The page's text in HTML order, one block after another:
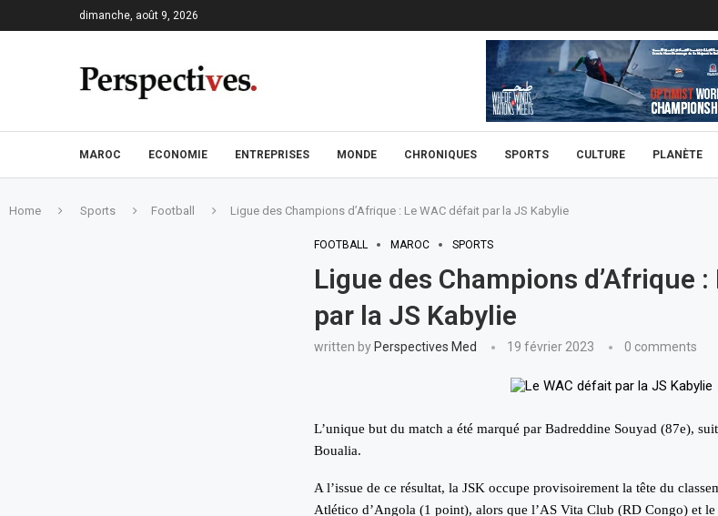
dimanche, août 9, 2026
MAROC ECONOMIE ENTREPRISES MONDE CHRONIQUES SPORTS CULTURE PLANÈTE
Home Sports Football Ligue des Champions d’Afrique : Le WAC défait par la JS Kabylie
FOOTBALL MAROC SPORTS
Ligue des Champions d’Afrique :
par la JS Kabylie
written by Perspectives Med 19 février 2023 0 comments
L’unique but du match a été marqué par Badreddine Souyad (87e),
Boualia.
A l’issue de ce résultat, la JSK occupe provisoirement la tête du
Atlético d’Angola (1 point), alors que l’AS Vita Club (RD Congo) et